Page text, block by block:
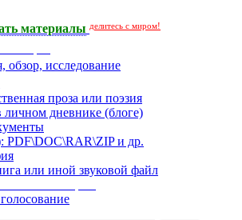
материалы делитесь с миром!
обзор, исследование
проза или поэзия
личном дневнике (блоге)
PDF\DOC\RAR\ZIP и др.
или иной звуковой файл